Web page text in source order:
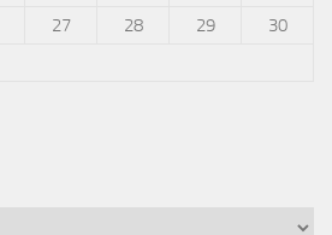
27 28 29
30